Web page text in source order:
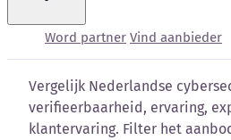
Word partner Vind aanbieder
Kennisbank
vergelijken
Vergelijk Nederlandse
verifieerbaarheid, ervaring,
klantervaring. Filter het